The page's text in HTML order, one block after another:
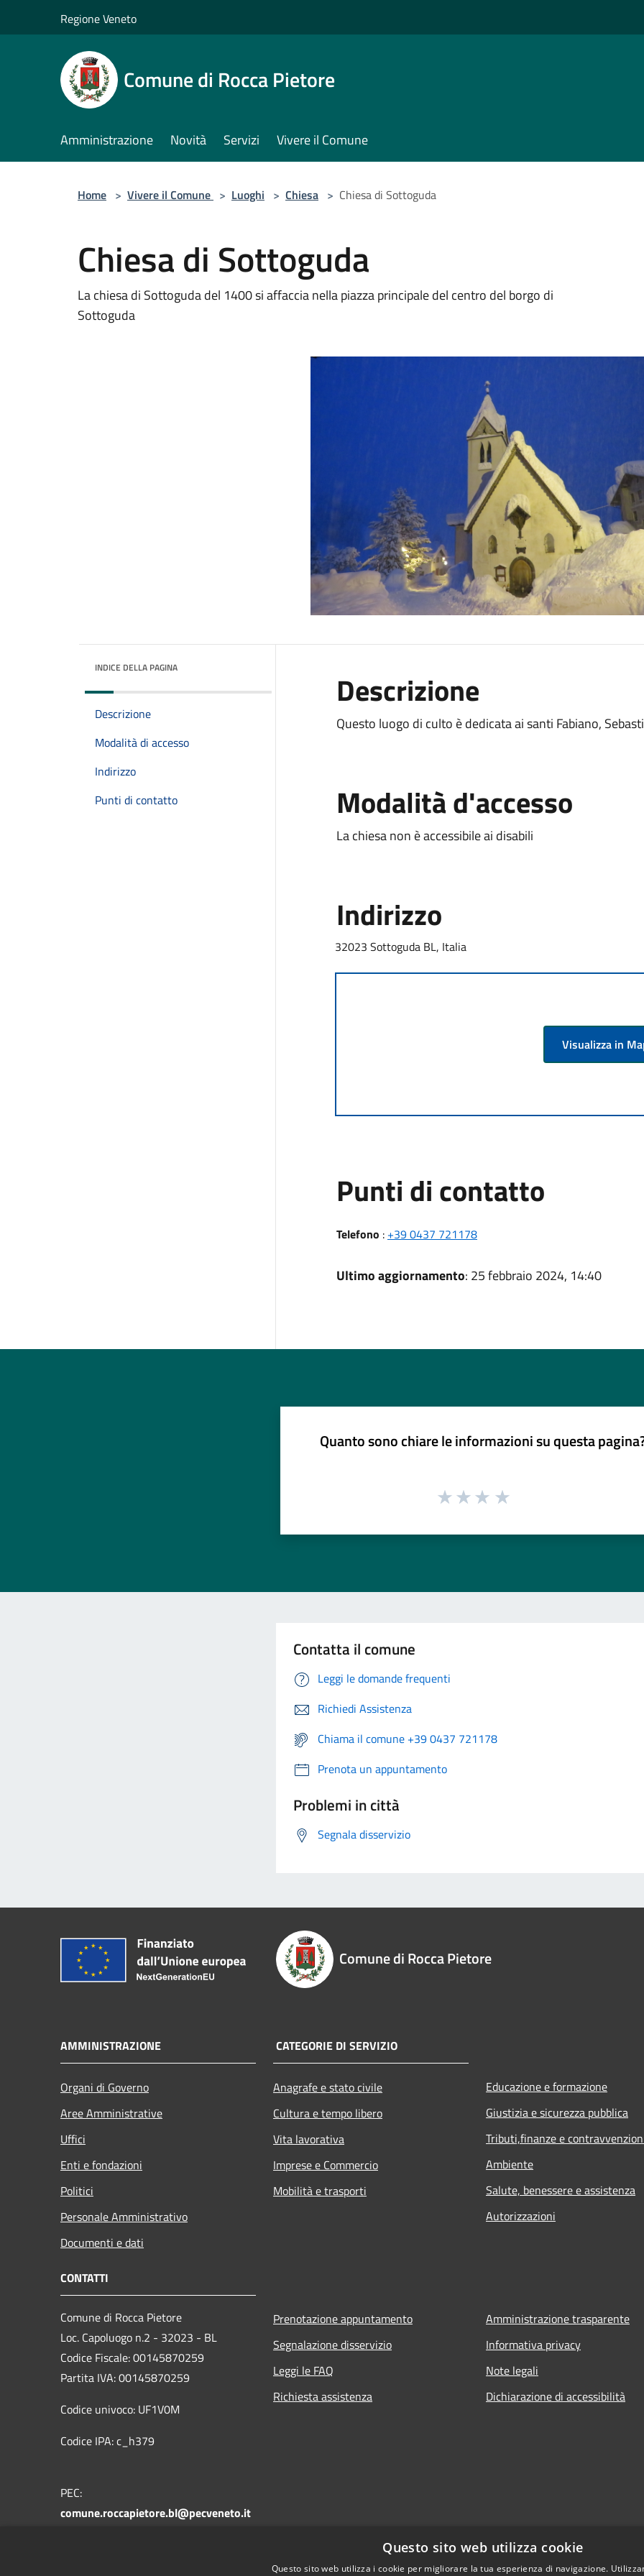
Regione Veneto
Comune di Rocca Pietore
Amministrazione Novità Servizi Vivere il Comune
Home > Vivere il Comune > Luoghi > Chiesa > Chiesa di Sottoguda
Chiesa di Sottoguda
La chiesa di Sottoguda del 1400 si affaccia nella piazza principale del centro del borgo di
Sottoguda
INDICE DELLA PAGINA
Descrizione
Modalità di accesso
Indirizzo
Punti di contatto
Descrizione
Questo luogo di culto è dedicata ai santi Fabiano,
Modalità d'accesso
La chiesa non è accessibile ai disabili
Indirizzo
32023 Sottoguda BL, Italia
Visualizza in
Punti di contatto
Telefono : +39 0437 721178
Ultimo aggiornamento: 25 febbraio 2024, 14:40
Quanto sono chiare le informazioni su questa
Contatta il comune
Leggi le domande frequenti
Richiedi Assistenza
Chiama il comune +39 0437 721178
Prenota un appuntamento
Problemi in città
Segnala disservizio
Comune di Rocca Pietore
AMMINISTRAZIONE
Organi di Governo
Aree Amministrative
Uffici
Enti e fondazioni
Politici
Personale Amministrativo
Documenti e dati
CATEGORIE DI SERVIZIO
Anagrafe e stato civile
Cultura e tempo libero
Vita lavorativa
Imprese e Commercio
Mobilità e trasporti
Educazione e formazione
Giustizia e sicurezza pubblica
Tributi,finanze e
Ambiente
Salute, benessere e assistenza
Autorizzazioni
CONTATTI
Comune di Rocca Pietore
Loc. Capoluogo n.2 - 32023 - BL
Codice Fiscale: 00145870259
Partita IVA: 00145870259
Codice univoco: UF1V0M
Codice IPA: c_h379
PEC:
comune.roccapietore.bl@pecveneto.it
Prenotazione appuntamento
Segnalazione disservizio
Leggi le FAQ
Richiesta assistenza
Amministrazione trasparente
Informativa privacy
Note legali
Dichiarazione di accessibilità
Questo sito web utilizza cookie
Questo sito web utilizza i cookie per migliorare la tua esperienza di navigazione.